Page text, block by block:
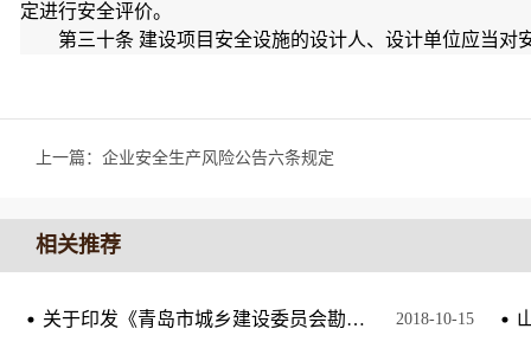
定进行安全评价。
第三十条 建设项目安全设施的设计人、设计单位应当对
上一篇： 企业安全生产风险公告六条规定
相关推荐
关于印发《青岛市城乡建设委员会勘察设计单位和从业人员诚信考核管理办法》的通知 2018-10-15